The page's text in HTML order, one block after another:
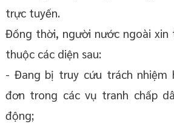
trực tuyến.
Đồng thời, người nước ngoài
thuộc các diện sau:
- Đang bị truy cứu trách nhiệm
đơn trong các vụ tranh chấp
động;